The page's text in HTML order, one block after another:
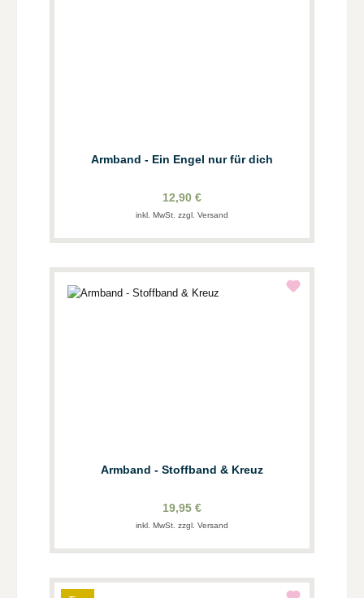
Armband - Ein Engel nur für dich
12,90 €
inkl. MwSt. zzgl. Versand
Armband - Stoffband & Kreuz
19,95 €
inkl. MwSt. zzgl. Versand